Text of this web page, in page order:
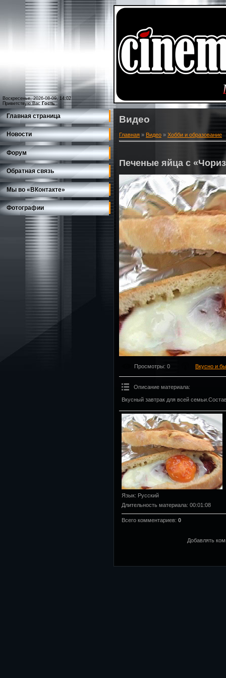
Воскресенье, 2026-08-09, 14:02
Приветствую Вас Гость
Главная страница
Новости
Форум
Обратная связь
Мы во «ВКонтакте»
Фотографии
Видео
Главная » Видео » Хобби и образование
Печеные яйца с
Просмотры: 0 Вкусно и
Описание материала:
Вкусный завтрак для всей
Язык: Русский
Длительность материала: 00:01:08
Всего комментариев: 0
Добавлять